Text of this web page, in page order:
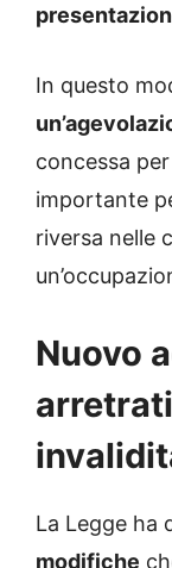
In questo
concessa
importante
riversa nelle
Nuovo
La Legge ha
modifiche